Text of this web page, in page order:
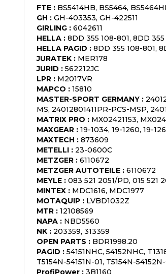
FTE : BS5414HB, BS5464,
GH : GH-403353, GH-422511
GIRLING : 6042611
HELLA : 8DD 355 108-801, 8DD 355
HELLA PAGID : 8DD 355 108-801,
JURATEK : MER178
JURID : 562212JC
LPR : M2017VR
MAPCO : 15810
MASTER-SPORT GERMANY :
MS, 24012801411PR-PCS-MSP,
MATRIX PRO : MX02421153,
MAXGEAR : 19-1034, 19-1260, 19-
MAXTECH : 873609
METELLI : 23-0600C
METZGER : 6110672
METZGER AUTOTEILE : 6110672
MEYLE : 083 521 2051/PD, 015 521
MINTEX : MDC1616, MDC1977
MOTAQUIP : LVBD1032Z
MTR : 12108569
NAPA : NBD5560
NK : 203359, 313359
OPEN PARTS : BDR1998.20
PAGID : 54151NHC, 54152NHC,
T5154N-54151N-01, T5154N-
ProfiPower : 3B1160